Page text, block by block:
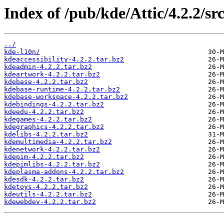
Index of /pub/kde/Attic/4.2.2/
../
kde-l10n/
kdeaccessibility-4.2.2.tar.bz2
kdeadmin-4.2.2.tar.bz2
kdeartwork-4.2.2.tar.bz2
kdebase-4.2.2.tar.bz2
kdebase-runtime-4.2.2.tar.bz2
kdebase-workspace-4.2.2.tar.bz2
kdebindings-4.2.2.tar.bz2
kdeedu-4.2.2.tar.bz2
kdegames-4.2.2.tar.bz2
kdegraphics-4.2.2.tar.bz2
kdelibs-4.2.2.tar.bz2
kdemultimedia-4.2.2.tar.bz2
kdenetwork-4.2.2.tar.bz2
kdepim-4.2.2.tar.bz2
kdepimlibs-4.2.2.tar.bz2
kdeplasma-addons-4.2.2.tar.bz2
kdesdk-4.2.2.tar.bz2
kdetoys-4.2.2.tar.bz2
kdeutils-4.2.2.tar.bz2
kdewebdev-4.2.2.tar.bz2